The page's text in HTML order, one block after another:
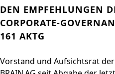
DEN EMPFEHLUNGEN
CORPORATE-
61 AKTG
Vorstand und Aufsichtsrat der